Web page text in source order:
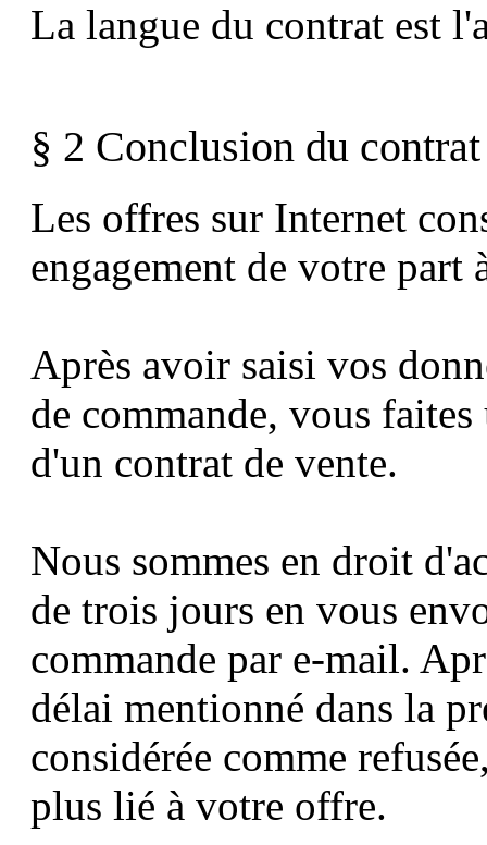
La langue du contrat est
§ 2 Conclusion du contrat
Les offres sur Internet
engagement de votre part
Après avoir saisi vos
de commande, vous
d'un contrat de vente.
Nous sommes en droit
de trois jours en vous
commande par e-mail.
délai mentionné dans la
considérée comme
plus lié à votre offre.